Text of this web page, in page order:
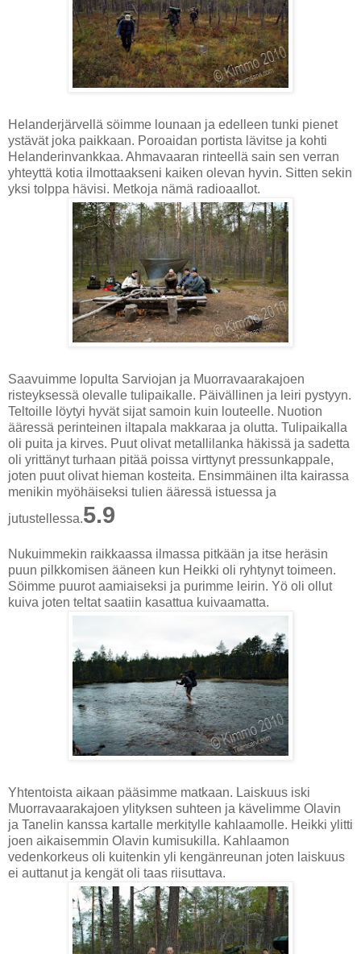
Helanderjärvellä söimme lounaan ja edelleen tunki pienet
ystävät joka paikkaan. Poroaidan portista lävitse ja kohti
Helanderinvankkaa. Ahmavaaran rinteellä sain sen verran
yhteyttä kotia ilmottaakseni kaiken olevan hyvin. Sitten sekin
yksi tolppa hävisi. Metkoja nämä radioaallot.
Saavuimme lopulta Sarviojan ja Muorravaarakajoen
risteyksessä olevalle tulipaikalle. Päivällinen ja leiri pystyyn.
Teltoille löytyi hyvät sijat samoin kuin louteelle. Nuotion
ääressä perinteinen iltapala makkaraa ja olutta. Tulipaikalla
oli puita ja kirves. Puut olivat metallilanka häkissä ja sadetta
oli yrittänyt turhaan pitää poissa virttynyt pressunkappale,
joten puut olivat hieman kosteita. Ensimmäinen ilta kairassa
menikin myöhäiseksi tulien ääressä istuessa ja
jutustellessa.5.9
Nukuimmekin raikkaassa ilmassa pitkään ja itse heräsin
puun pilkkomisen ääneen kun Heikki oli ryhtynyt toimeen.
Söimme puurot aamiaiseksi ja purimme leirin. Yö oli ollut
kuiva joten teltat saatiin kasattua kuivaamatta.
Yhtentoista aikaan pääsimme matkaan. Laiskuus iski
Muorravaarakajoen ylityksen suhteen ja kävelimme Olavin
ja Tanelin kanssa kartalle merkitylle kahlaamolle. Heikki ylitti
joen aikaisemmin Olavin kumisukilla. Kahlaamon
vedenkorkeus oli kuitenkin yli kengänreunan joten laiskuus
ei auttanut ja kengät oli taas riisuttava.